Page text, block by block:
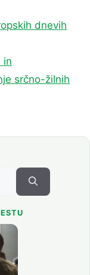
dnevih
in
srčno-žilnih